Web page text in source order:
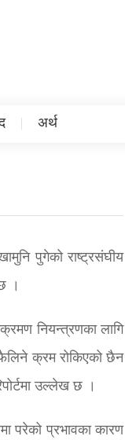
अर्थ
पुगेको राष्ट्रसंघीय
।
नियन्त्रणका लागि
क्रम रोकिएको छैन
उल्लेख छ ।
परेको प्रभावका कारण